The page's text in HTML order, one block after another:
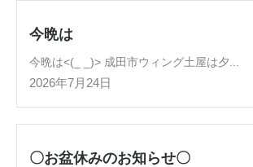
今晩は
今晩は<(_ _)> 成田市ウィング土屋は夕...
2026年7月24日
〇お盆休みのお知らせ〇